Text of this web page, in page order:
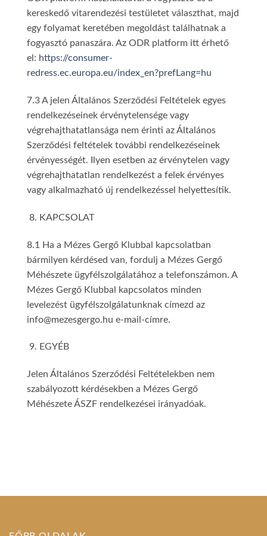
kereskedő vitarendezési testületet választhat, majd
egy folyamat keretében megoldást találhatnak a
fogyasztó panaszára. Az ODR platform itt érhető
el: https://consumer-
redress.ec.europa.eu/index_en?prefLang=hu
7.3 A jelen Általános Szerződési Feltételek egyes
rendelkezéseinek érvénytelensége vagy
végrehajthatatlansága nem érinti az Általános
Szerződési feltételek további rendelkezéseinek
érvényességét. Ilyen esetben az érvénytelen vagy
végrehajthatatlan rendelkezést a felek érvényes
vagy alkalmazható új rendelkezéssel helyettesítik.
KAPCSOLAT
8.1 Ha a Mézes Gergő Klubbal kapcsolatban
bármilyen kérdésed van, fordulj a Mézes Gergő
Méhészete ügyfélszolgálatához a telefonszámon. A
Mézes Gergő Klubbal kapcsolatos minden
levelezést ügyfélszolgálatunknak címezd az
info@mezesgergo.hu e-mail-címre.
EGYÉB
Jelen Általános Szerződési Feltételekben nem
szabályozott kérdésekben a Mézes Gergő
Méhészete ÁSZF rendelkezései irányadóak.